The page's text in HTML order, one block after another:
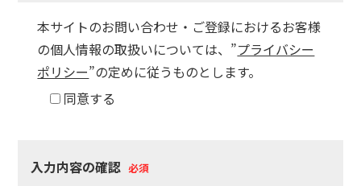
本サイトのお問い合わせ・ご登録におけるお客様
の個人情報の取扱いについては、”プライバシー
ポリシー”の定めに従うものとします。
同意する
入力内容の確認 必須